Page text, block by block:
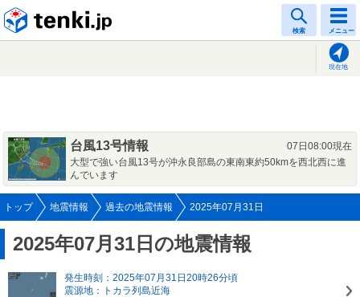
検索 メニュー
現在地
台風13号情報
07日08:00現在
大型で強い台風13号が沖永良部島の東南東約50kmを西北西に進
んでいます
トップ 地震情報 過去の地震情報 2025年07月31日
2025年07月31日の地震情報
発生時刻：2025年07月31日20時26分頃
震源地：トカラ列島近海